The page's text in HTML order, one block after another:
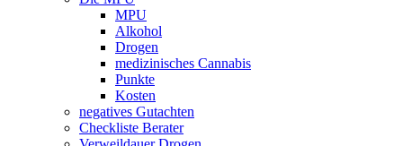
MPU
Alkohol
Drogen
medizinisches Cannabis
Punkte
Kosten
negatives Gutachten
Checkliste Berater